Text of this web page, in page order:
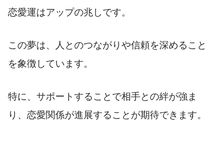
恋愛運はアップの兆しです。
この夢は、人とのつながりや信頼を深めること
を象徴しています。
特に、サポートすることで相手との絆が強ま
り、恋愛関係が進展することが期待できます。